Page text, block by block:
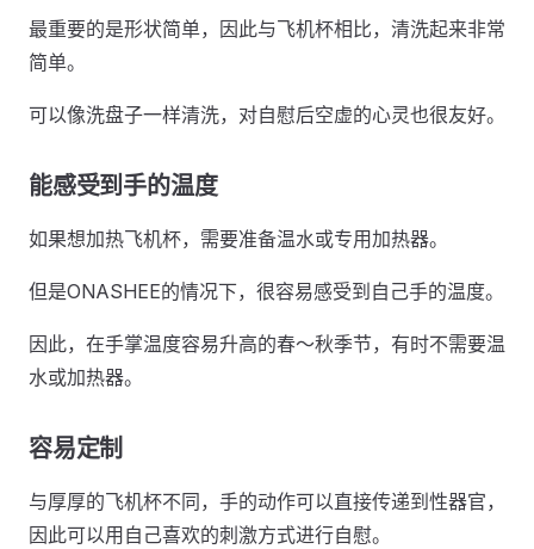
最重要的是形状简单，因此与飞机杯相比，清洗起来非常
简单。
可以像洗盘子一样清洗，对自慰后空虚的心灵也很友好。
能感受到手的温度
如果想加热飞机杯，需要准备温水或专用加热器。
但是ONASHEE的情况下，很容易感受到自己手的温度。
因此，在手掌温度容易升高的春～秋季节，有时不需要温
水或加热器。
容易定制
与厚厚的飞机杯不同，手的动作可以直接传递到性器官，
因此可以用自己喜欢的刺激方式进行自慰。